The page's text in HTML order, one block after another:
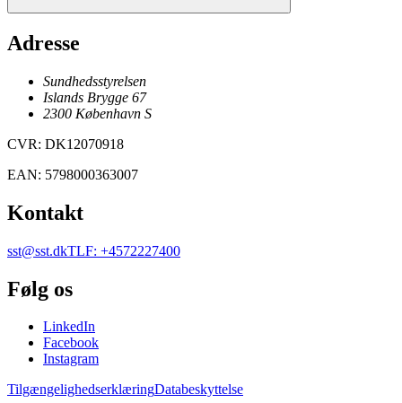
Adresse
Sundhedsstyrelsen
Islands Brygge 67
2300 København S
CVR: DK12070918
EAN: 5798000363007
Kontakt
sst@sst.dkTLF: +4572227400
Følg os
LinkedIn
Facebook
Instagram
TilgængelighedserklæringDatabeskyttelse